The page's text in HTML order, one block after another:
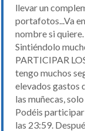
llevar un
portafotos...Va
nombre si quiere.
Sintiéndolo
PARTICIPAR
tengo muchos
elevados gastos
las muñecas,
Podéis
las 23:59.